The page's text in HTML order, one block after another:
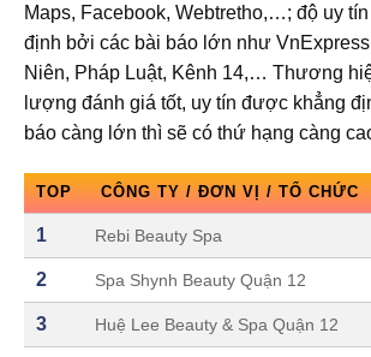
Maps, Facebook, Webtretho,…; độ uy
định bởi các bài báo lớn như
Niên, Pháp Luật, Kênh 14,… Thương
lượng đánh giá tốt, uy tín được khẳng
báo càng lớn thì sẽ có thứ hạng càng
TOP CÔNG TY / ĐƠN VỊ / TỔ CHỨC
1 Rebi Beauty Spa
2 Spa Shynh Beauty Quận 12
3 Huệ Lee Beauty & Spa Quận 12